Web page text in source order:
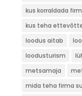
kus korraldada
kus teha
loodus aitab
loodusturism
metsamaja
mida teha firma